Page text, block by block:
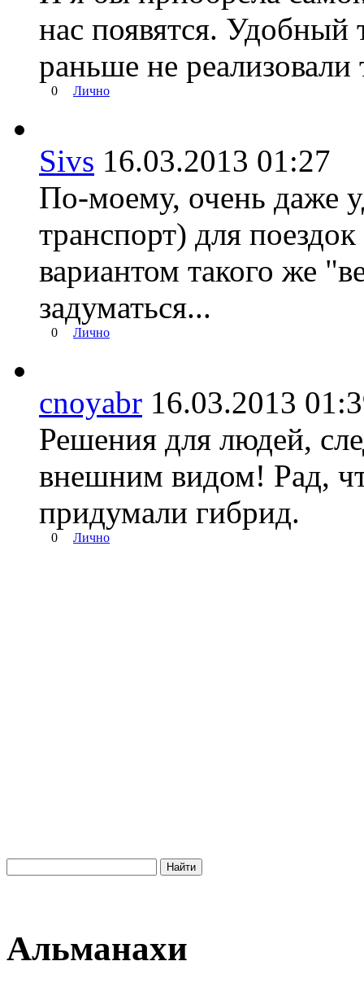
нас появятся. Удобный
раньше не
0 Лично
Sivs 16.03.2013 01:27
По-моему, очень даже
транспорт) для
вариантом такого же
задуматься...
0 Лично
cnoyabr 16.03.2013
Решения для людей,
внешним видом! Рад,
придумали гибрид.
0 Лично
Альманахи